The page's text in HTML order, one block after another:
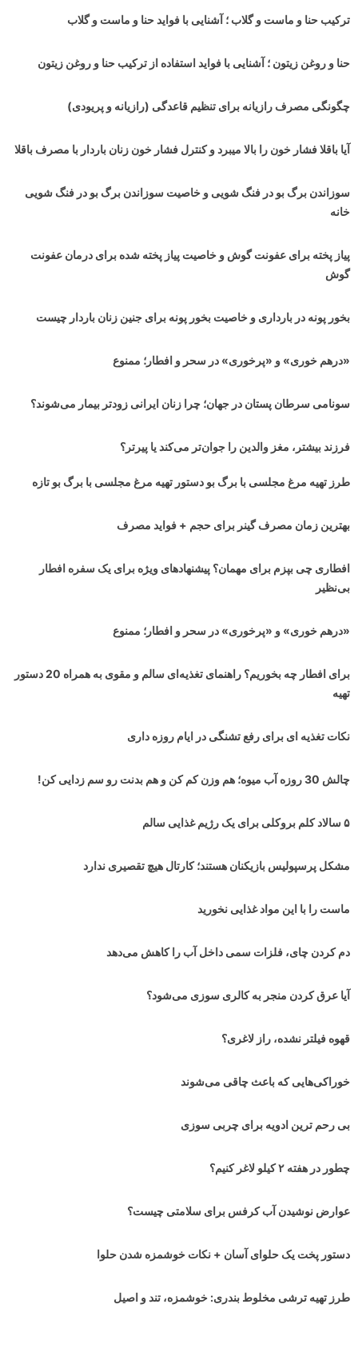
ترکیب حنا و ماست و گلاب ؛ آشنایی با فواید حنا و ماست و گلاب
حنا و روغن زیتون ؛ آشنایی با فواید استفاده از ترکیب حنا و روغن زیتون
چگونگی مصرف رازیانه برای تنظیم قاعدگی (رازیانه و پریودی)
آیا باقلا فشار خون را بالا میبرد و کنترل فشار خون زنان باردار با مصرف باقلا
سوزاندن برگ بو در فنگ شویی و خاصیت سوزاندن برگ بو در فنگ شویی
خانه
پیاز پخته برای عفونت گوش و خاصیت پیاز پخته شده برای درمان عفونت
گوش
بخور پونه در بارداری و خاصیت بخور پونه برای جنین زنان باردار چیست
«درهم خوری» و «پرخوری» در سحر و افطار؛ ممنوع
سونامی سرطان پستان در جهان‌؛ چرا زنان ایرانی زودتر بیمار می‌شوند؟
فرزند بیشتر، مغز والدین را جوان‌تر می‌کند یا پیرتر؟
طرز تهیه مرغ مجلسی با برگ بو دستور تهیه مرغ مجلسی با برگ بو تازه
بهترین زمان مصرف گینر برای حجم + فواید مصرف
افطاری چی بپزم برای مهمان؟ پیشنهادهای ویژه برای یک سفره افطار
بی‌نظیر
«درهم خوری» و «پرخوری» در سحر و افطار؛ ممنوع
برای افطار چه بخوریم؟ راهنمای تغذیه‌ای سالم و مقوی به همراه 20 دستور
تهیه
نکات تغذیه ای برای رفع تشنگی در ایام روزه داری
چالش 30 روزه آب میوه؛ هم وزن کم کن و هم بدنت رو سم زدایی کن!
۵ سالاد کلم بروکلی برای یک رژیم غذایی سالم
مشکل پرسپولیس بازیکنان هستند؛ کارتال هیچ تقصیری ندارد
ماست را با این مواد غذایی نخورید
دم کردن چای، فلزات سمی داخل آب را کاهش می‌دهد
آیا عرق کردن منجر به کالری سوزی می‌شود؟
قهوه فیلتر نشده، راز لاغری؟
خوراکی‌هایی که باعث چاقی می‌شوند
بی رحم ترین ادویه برای چربی سوزی
چطور در هفته ۲ کیلو لاغر کنیم؟
عوارض نوشیدن آب کرفس برای سلامتی چیست؟
دستور پخت یک حلوای آسان + نکات خوشمزه شدن حلوا
طرز تهیه ترشی مخلوط بندری: خوشمزه، تند و اصیل